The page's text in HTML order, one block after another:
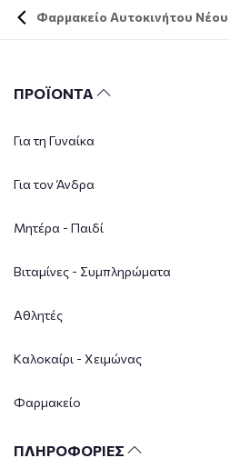
Φαρμακείο Αυτοκινήτου
ΠΡΟΪΟΝΤΑ
Για τη Γυναίκα
Για τον Άνδρα
Μητέρα - Παιδί
Βιταμίνες - Συμπληρώματα
Αθλητές
Καλοκαίρι - Χειμώνας
Φαρμακείο
ΠΛΗΡΟΦΟΡΙΕΣ